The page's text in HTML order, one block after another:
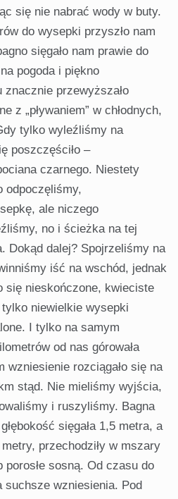
się nie nabrać wody w buty.
do wysepki przyszło nam
sięgało nam prawie do
pogoda i piękno
przewyższało
z „pływaniem” w chłodnych,
tylko wyleźliśmy na
poszczęściło –
czarnego. Nie­stety
odpoczęliśmy,
ale niczego
no i ścieżka na tej
Dokąd dalej? Spoj­rzeliśmy na
iść na wschód, jednak
się nieskończone, kwieciste
niewielkie wysepki
I tylko na samym
od nas górowała
wznie­sienie rozciągało się na
stąd. Nie mieliśmy wyjścia,
i ruszy­liśmy. Bagna
sięgała 1,5 metra, a
przechodziły w mszary
sosną. Od czasu do
wzniesienia. Pod